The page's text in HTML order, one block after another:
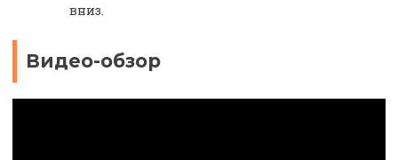
вниз.
Видео-обзор